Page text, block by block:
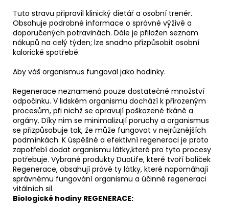
Tuto stravu připravil klinický dietář a osobní trenér.
Obsahuje podrobné informace o správné výživě a
doporučených potravinách. Dále je přiložen seznam
nákupů na celý týden; lze snadno přizpůsobit osobní
kalorické spotřebě.
Aby váš organismus fungoval jako hodinky.
Regenerace neznamená pouze dostatečné množství
odpočinku. V lidském organismu dochází k přirozeným
procesům, při nichž se opravují poškozené tkáně a
orgány. Díky nim se minimalizují poruchy a organismus
se přizpůsobuje tak, že může fungovat v nejrůznějších
podmínkách. K úspěšné a efektivní regeneraci je proto
zapotřebí dodat organismu látky,které pro tyto procesy
potřebuje. Vybrané produkty DuoLife, které tvoří balíček
Regenerace, obsahují právě ty látky, které napomáhají
správnému fungování organismu a účinné regeneraci
vitálních sil.
Biologické hodiny REGENERACE: